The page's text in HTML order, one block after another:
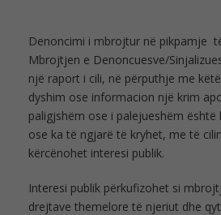
Denoncimi i mbrojtur në pikpamje
Mbrojtjen e Denoncuesve/
një raport i cili, në përputhje me
dyshim ose informacion një krim
paligjshëm ose i palejueshëm është
ose ka të ngjarë të kryhet, me të
kërcënohet interesi publik.
Interesi publik përkufizohet si
drejtave themelore të njeriut dhe